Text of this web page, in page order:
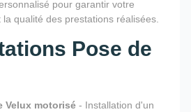
pour garantir votre
qualité des prestations réalisées.
Pose de
Velux motorisé - Installation d'un